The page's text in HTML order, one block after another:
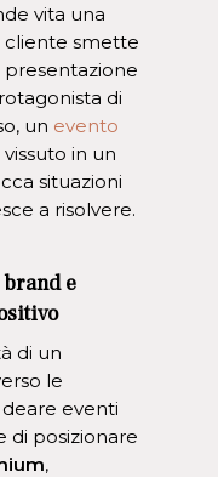
vita una
cliente smette
presentazione
di
un evento
vissuto in un
situazioni
a risolvere.
e
di un
le
eventi
di posizionare
,